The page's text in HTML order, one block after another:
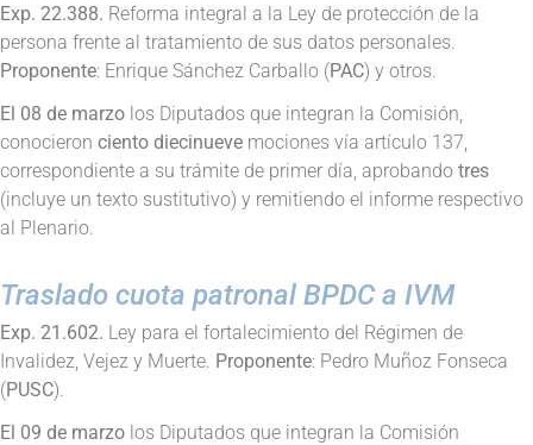
Exp. 22.388. Reforma integral a la Ley de protección de la
persona frente al tratamiento de sus datos personales.
Proponente: Enrique Sánchez Carballo (PAC) y otros.
El 08 de marzo los Diputados que integran la Comisión,
conocieron ciento diecinueve mociones vía artículo 137,
correspondiente a su trámite de primer día, aprobando tres
(incluye un texto sustitutivo) y remitiendo el informe respectivo
al Plenario.
Traslado cuota patronal BPDC a IVM
Exp. 21.602. Ley para el fortalecimiento del Régimen de
Invalidez, Vejez y Muerte. Proponente: Pedro Muñoz Fonseca
(PUSC).
El 09 de marzo los Diputados que integran la Comisión